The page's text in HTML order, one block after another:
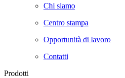
Chi siamo
Centro stampa
Opportunità di lavoro
Contatti
Prodotti